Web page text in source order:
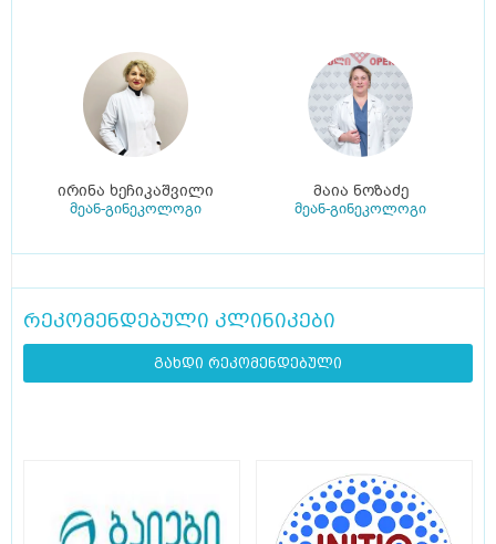
ირინა ხეჩიკაშვილი
მეან-გინეკოლოგი
მაია ნოზაძე
მეან-გინეკოლოგი
რეკომენდებული კლინიკები
გახდი რეკომენდებული